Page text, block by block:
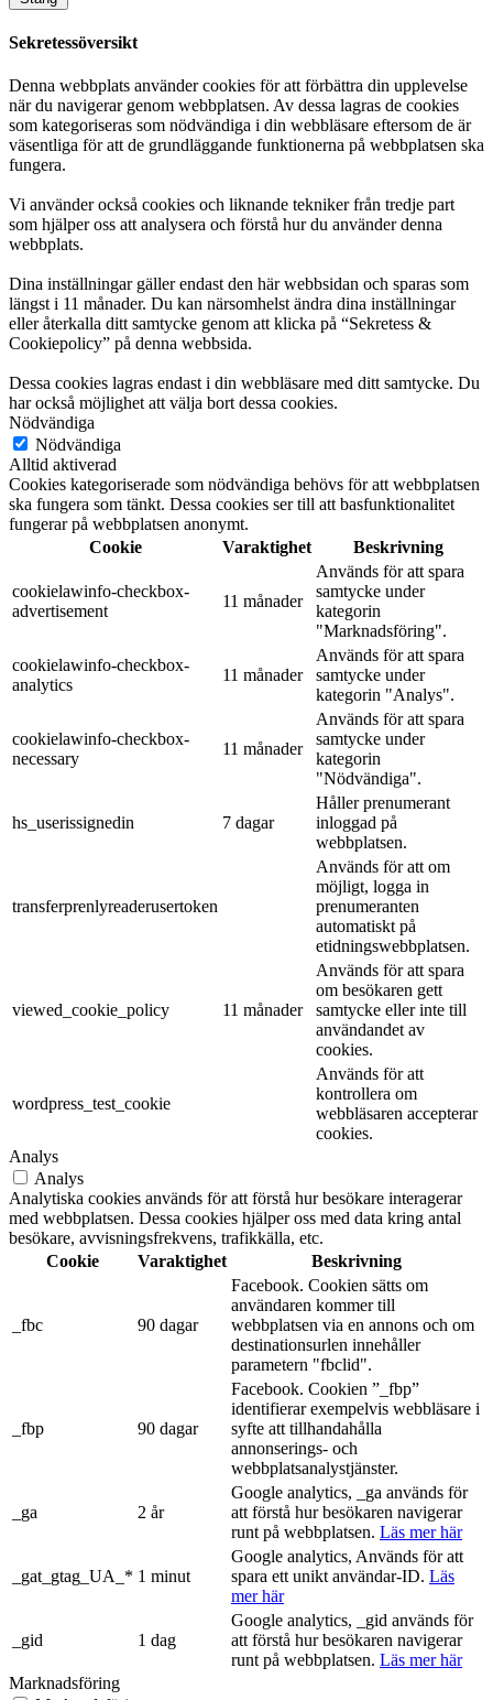
Sekretessöversikt
Denna webbplats använder cookies för att förbättra din upplevelse
när du navigerar genom webbplatsen. Av dessa lagras de cookies
som kategoriseras som nödvändiga i din webbläsare eftersom de är
väsentliga för att de grundläggande funktionerna på webbplatsen ska
fungera.
Vi använder också cookies och liknande tekniker från tredje part
som hjälper oss att analysera och förstå hur du använder denna
webbplats.
Dina inställningar gäller endast den här webbsidan och sparas som
längst i 11 månader. Du kan närsomhelst ändra dina inställningar
eller återkalla ditt samtycke genom att klicka på “Sekretess &
Cookiepolicy” på denna webbsida.
Dessa cookies lagras endast i din webbläsare med ditt samtycke. Du
har också möjlighet att välja bort dessa cookies.
Nödvändiga
Nödvändiga
Alltid aktiverad
Cookies kategoriserade som nödvändiga behövs för att webbplatsen
ska fungera som tänkt. Dessa cookies ser till att basfunktionalitet
fungerar på webbplatsen anonymt.
Cookie
Varaktighet Beskrivning
cookielawinfo-checkbox-
advertisement
11 månader
Används för att spara
samtycke under
kategorin
"Marknadsföring".
cookielawinfo-checkbox-
analytics
11 månader
Används för att spara
samtycke under
kategorin "Analys".
cookielawinfo-checkbox-
necessary
11 månader
Används för att spara
samtycke under
kategorin
"Nödvändiga".
hs_userissignedin 7 dagar
Håller prenumerant
inloggad på
webbplatsen.
transferprenlyreaderusertoken
Används för att om
möjligt, logga in
prenumeranten
automatiskt på
etidningswebbplatsen.
viewed_cookie_policy 11 månader
Används för att spara
om besökaren gett
samtycke eller inte till
användandet av
cookies.
wordpress_test_cookie
Används för att
kontrollera om
webbläsaren accepterar
cookies.
Analys
Analys
Analytiska cookies används för att förstå hur besökare interagerar
med webbplatsen. Dessa cookies hjälper oss med data kring antal
besökare, avvisningsfrekvens, trafikkälla, etc.
Cookie
Varaktighet Beskrivning
_fbc 90 dagar
Facebook. Cookien sätts om
användaren kommer till
webbplatsen via en annons och om
destinationsurlen innehåller
parametern "fbclid".
_fbp 90 dagar
Facebook. Cookien ”_fbp”
identifierar exempelvis webbläsare i
syfte att tillhandahålla
annonserings- och
webbplatsanalystjänster.
_ga 2 år
Google analytics, _ga används för
att förstå hur besökaren navigerar
runt på webbplatsen. Läs mer här
_gat_gtag_UA_* 1 minut
Google analytics, Används för att
spara ett unikt användar-ID. Läs
mer här
_gid 1 dag
Google analytics, _gid används för
att förstå hur besökaren navigerar
runt på webbplatsen. Läs mer här
Marknadsföring